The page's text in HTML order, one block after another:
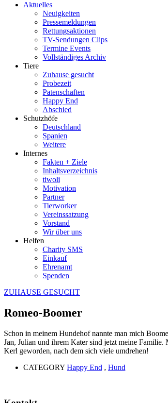
Aktuelles
Neuigkeiten
Pressemeldungen
Rettungsaktionen
TV-Sendungen Clips
Termine Events
Vollständiges Archiv
Tiere
Zuhause gesucht
Probezeit
Patenschaften
Happy End
Abschied
Schutzhöfe
Deutschland
Spanien
Weitere
Internes
Fakten + Ziele
Inhaltsverzeichnis
tiwoli
Motivation
Partner
Tierworker
Vereinssatzung
Vorstand
Wir über uns
Helfen
Charity SMS
Einkauf
Ehrenamt
Spenden
ZUHAUSE GESUCHT
Romeo-Boomer
Schon in meinem Hundehof nannte man mich
Jan, Julian und ihrem Kater sind jetzt meine
Kerl geworden, nach dem sich viele umdrehen!
CATEGORY Happy End , Hund